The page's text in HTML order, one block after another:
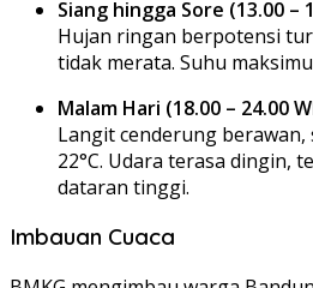
Siang hingga Sore (13.00 –
Hujan ringan berpotensi
tidak merata. Suhu
Malam Hari (18.00 – 24.00
Langit cenderung
22°C. Udara terasa dingin,
dataran tinggi.
Imbauan Cuaca